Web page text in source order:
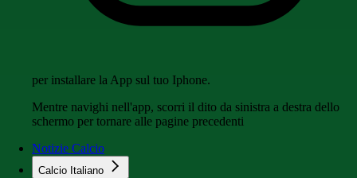
per installare la App sul tuo Iphone.
Mentre navighi nell'app, scorri il dito da sinistra a destra dello
schermo per tornare alle pagine precedenti
Notizie Calcio
Calcio Italiano